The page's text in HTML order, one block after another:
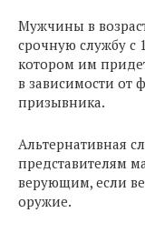
Мужчины в
срочную службу с
котором им
в зависимости от
призывника.
Альтернативная
представителям
верующим, если
оружие.